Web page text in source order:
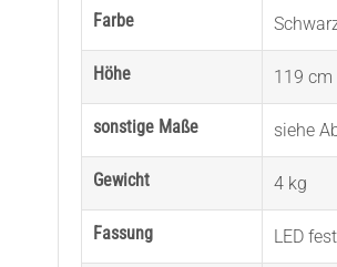
Farbe
Höhe 119 cm
sonstige Maße siehe
Gewicht 4 kg
Fassung LED